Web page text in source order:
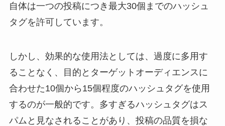
自体は一つの投稿につき最大30個までのハッシュ
タグを許可しています。
しかし、効果的な使用法としては、過度に多用す
ることなく、目的とターゲットオーディエンスに
合わせた10個から15個程度のハッシュタグを使用
するのが一般的です。多すぎるハッシュタグはス
パムと見なされることがあり、投稿の品質を損な